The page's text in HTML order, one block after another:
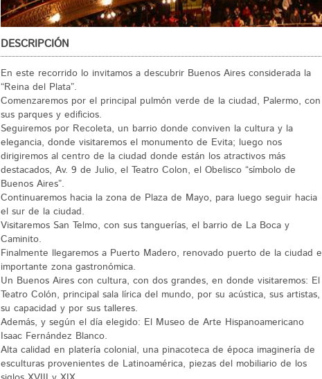
DESCRIPCIÓN
En este recorrido lo invitamos a descubrir Buenos Aires considerada la
“Reina del Plata”.
Comenzaremos por el principal pulmón verde de la ciudad, Palermo, con
sus parques y edificios.
Seguiremos por Recoleta, un barrio donde conviven la cultura y la
elegancia, donde visitaremos el monumento de Evita; luego nos
dirigiremos al centro de la ciudad donde están los atractivos más
destacados, Av. 9 de Julio, el Teatro Colon, el Obelisco “símbolo de
Buenos Aires”.
Continuaremos hacia la zona de Plaza de Mayo, para luego seguir hacia
el sur de la ciudad.
Visitaremos San Telmo, con sus tanguerías, el barrio de La Boca y
Caminito.
Finalmente llegaremos a Puerto Madero, renovado puerto de la ciudad e
importante zona gastronómica.
Un Buenos Aires con cultura, con dos grandes, en donde visitaremos: El
Teatro Colón, principal sala lírica del mundo, por su acústica, sus artistas,
su capacidad y por sus talleres.
Además, y según el día elegido: El Museo de Arte Hispanoamericano
Isaac Fernández Blanco.
Alta calidad en platería colonial, una pinacoteca de época imaginería de
esculturas provenientes de Latinoamérica, piezas del mobiliario de los